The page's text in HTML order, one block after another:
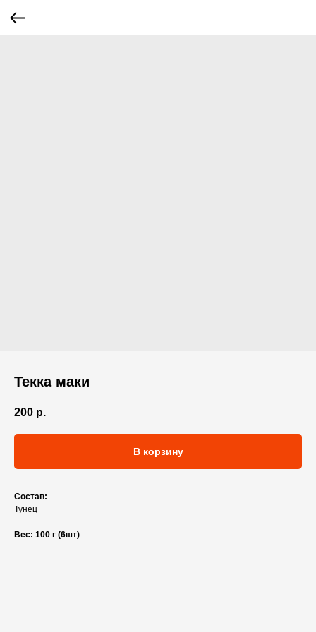
Текка маки
200 р.
В корзину
Состав:
Тунец
Вес: 100 г (6шт)